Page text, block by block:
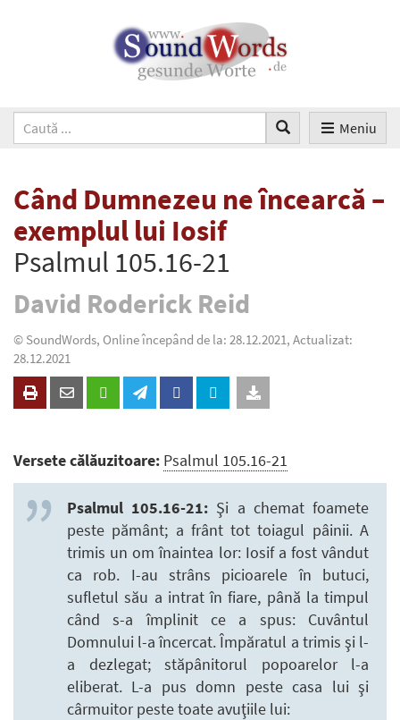
Meniu
Când Dumnezeu ne încearcă –
exemplul lui Iosif
Psalmul 105.16-21
David Roderick Reid
© SoundWords, Online începând de la: 28.12.2021, Actualizat:
28.12.2021
Versete călăuzitoare: Psalmul 105.16-21
Psalmul 105.16-21: Şi a chemat foamete
peste pământ; a frânt tot toiagul pâinii. A
trimis un om înaintea lor: Iosif a fost vândut
ca rob. I-au strâns picioarele în butuci,
sufletul său a intrat în fiare, până la timpul
când s-a împlinit ce a spus: Cuvântul
Domnului l-a încercat. Împăratul a trimis şi l-
a dezlegat; stăpânitorul popoarelor l-a
eliberat. L-a pus domn peste casa lui şi
cârmuitor peste toate avuţiile lui: